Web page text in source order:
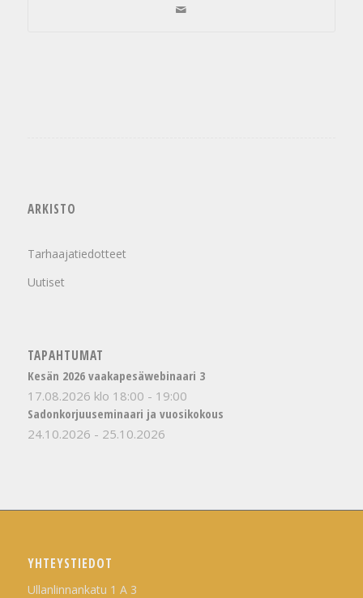
ARKISTO
Tarhaajatiedotteet
Uutiset
TAPAHTUMAT
Kesän 2026 vaakapesäwebinaari 3
17.08.2026 klo 18:00 - 19:00
Sadonkorjuuseminaari ja vuosikokous
24.10.2026 - 25.10.2026
YHTEYSTIEDOT
Ullanlinnankatu 1 A 3